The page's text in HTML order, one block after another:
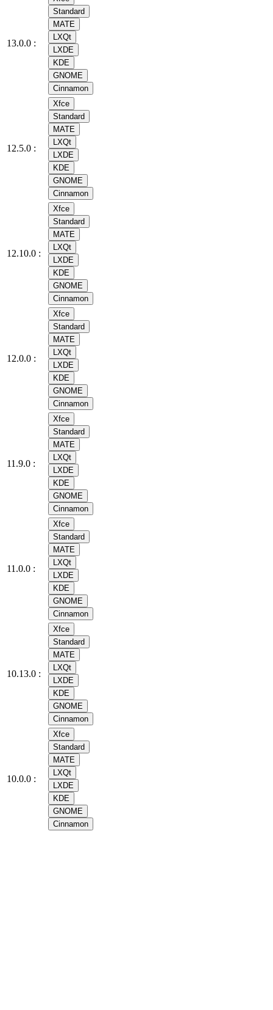
13.0.0 :
Standard
MATE
LXQt
LXDE
KDE
GNOME
Cinnamon
12.5.0 :
Xfce
Standard
MATE
LXQt
LXDE
KDE
GNOME
Cinnamon
12.10.0 :
Xfce
Standard
MATE
LXQt
LXDE
KDE
GNOME
Cinnamon
12.0.0 :
Xfce
Standard
MATE
LXQt
LXDE
KDE
GNOME
Cinnamon
11.9.0 :
Xfce
Standard
MATE
LXQt
LXDE
KDE
GNOME
Cinnamon
11.0.0 :
Xfce
Standard
MATE
LXQt
LXDE
KDE
GNOME
Cinnamon
10.13.0 :
Xfce
Standard
MATE
LXQt
LXDE
KDE
GNOME
Cinnamon
10.0.0 :
Xfce
Standard
MATE
LXQt
LXDE
KDE
GNOME
Cinnamon